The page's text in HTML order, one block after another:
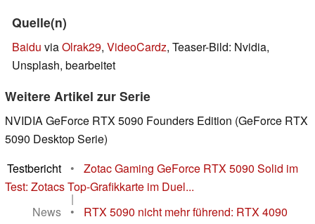
Quelle(n)
Baidu viaOlrak29, VideoCardz, Teaser-Bild: Nvidia,
Unsplash, bearbeitet
Weitere Artikel zur Serie
NVIDIA GeForce RTX 5090 Founders Edition (GeForce RTX
5090 Desktop Serie)
Testbericht
•
Zotac Gaming GeForce RTX 5090 Solid im
Test: Zotacs Top-Grafikkarte im Duel...
|
News
•
RTX 5090 nicht mehr führend: RTX 4090